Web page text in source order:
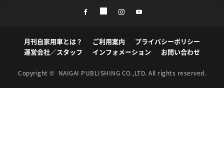
月刊自家用車とは？ ご利用案内
プライバシーポリシー
運営会社／スタッフ
インフォメーション お問い合わせ
Copyright © NAIGAI PUBLISHING CO.,LTD. All rights reserved.